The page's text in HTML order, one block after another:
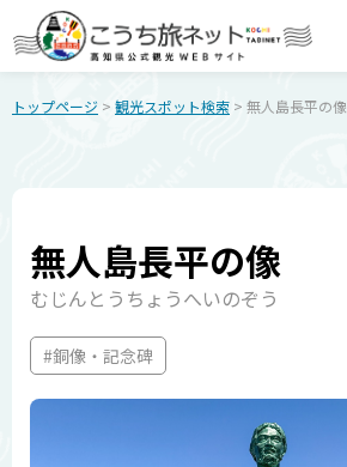
トップページ > 観光スポット検索 > 無人島長平の像
無人島長平の像
むじんとうちょうへいのぞう
#銅像・記念碑